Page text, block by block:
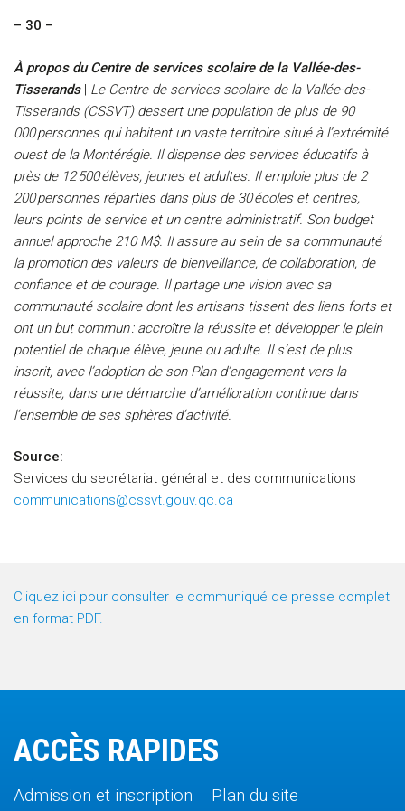
– 30 –
À propos du Centre de services scolaire de la Vallée-des-
Tisserands| Le Centre de services scolaire de la Vallée-des-
Tisserands (CSSVT) dessert une population de plus de 90
000personnes qui habitent un vaste territoire situé à l’extrémité
ouest de la Montérégie. Il dispense des services éducatifs à
près de 12500élèves, jeunes et adultes. Il emploie plus de 2
200personnes réparties dans plus de 30écoles et centres,
leurs points de service et un centre administratif. Son budget
annuel approche 210M$. Il assure au sein de sa communauté
la promotion des valeurs de bienveillance, de collaboration, de
confiance et de courage. Il partage une vision avec sa
communauté scolaire dont les artisans tissent des liens forts et
ont un but commun : accroître la réussite et développer le plein
potentiel de chaque élève, jeune ou adulte. Il s’est de plus
inscrit, avec l’adoption de son Plan d’engagement vers la
réussite, dans une démarche d’amélioration continue dans
l’ensemble de ses sphères d’activité.
Source:
Services du secrétariat général et des communications
communications@cssvt.gouv.qc.ca
Cliquez ici pour consulter le communiqué de presse complet
en format PDF.
ACCÈS RAPIDES
Admission et inscription
Plan du site